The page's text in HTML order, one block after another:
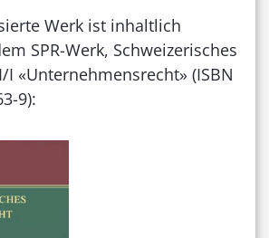
Werk ist inhaltlich
SPR-Werk, Schweizerisches
I «Unternehmensrecht» (ISBN
9):